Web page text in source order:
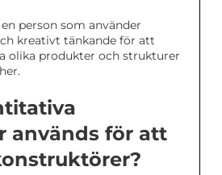
person som använder
kreativt tänkande för att
olika produkter och strukturer
används för att